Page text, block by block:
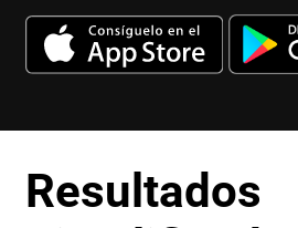
Resultados